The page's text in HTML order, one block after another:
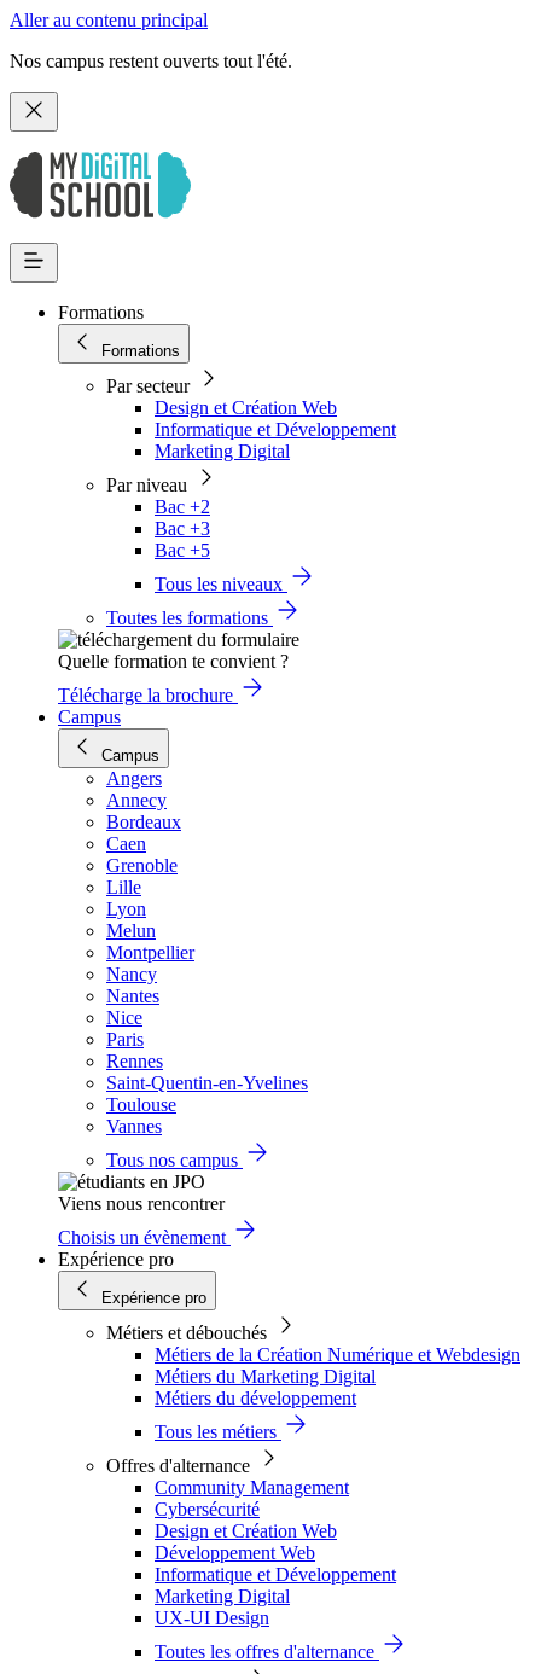
Aller au contenu principal
Nos campus restent ouverts tout l'été.
Formations
Formations
Par secteur
Design et Création Web
Informatique et Développement
Marketing Digital
Par niveau
Bac +2
Bac +3
Bac +5
Tous les niveaux
Toutes les formations
Quelle formation te convient ?
Télécharge la brochure
Campus
Campus
Angers
Annecy
Bordeaux
Caen
Grenoble
Lille
Lyon
Melun
Montpellier
Nancy
Nantes
Nice
Paris
Rennes
Saint-Quentin-en-Yvelines
Toulouse
Vannes
Tous nos campus
Viens nous rencontrer
Choisis un évènement
Expérience pro
Expérience pro
Métiers et débouchés
Métiers de la Création Numérique et Webdesign
Métiers du Marketing Digital
Métiers du développement
Tous les métiers
Offres d'alternance
Community Management
Cybersécurité
Design et Création Web
Développement Web
Informatique et Développement
Marketing Digital
UX-UI Design
Toutes les offres d'alternance